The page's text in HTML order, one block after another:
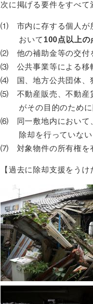
次に掲げる要件をすべて
⑴ 市内に存する個人が
おいて 100点以上の
⑵ 他の補助金等の交付
⑶ 公共事業等による移
⑷ 国、地方公共団体、
⑸ 不動産販売、不動産
がその目的のために
⑹ 同一敷地内において
除却を行っていない
⑺ 対象物件の所有権を
【過去に除却支援をうけ